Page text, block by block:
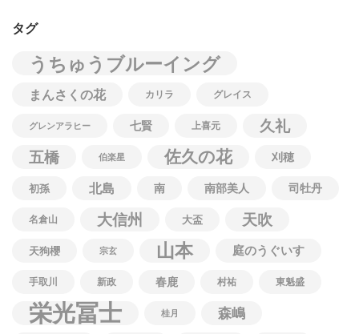
タグ
うちゅうブルーイング
まんさくの花 カリラ グレイス
グレンアラヒー 七賢 上喜元
久礼
五橋
伯楽星 佐久の花 刈穂
初孫 北島 南 南部美人 司牡丹
名倉山 大信州 大盃 天吹
天狗櫻 宗玄 山本 庭のうぐいす
手取川 新政 春鹿 村祐 東魁盛
栄光冨士 桂月 森嶋